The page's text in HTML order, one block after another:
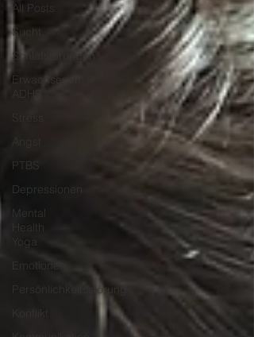
All Posts
Sucht
Schlafstörungen
Erwachsenen-
ADHS
Stress
PTBS
Depressionen
Mental
Health
Yoga
Emotionen
Persönlichkeitsstörung
Konflikt